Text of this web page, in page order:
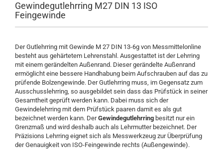
Gewindegutlehrring M27 DIN 13 ISO
Feingewinde
Der Gutlehrring mit Gewinde M 27 DIN 13-6g von Messmittelonline
besteht aus gehärtetem Lehrenstahl. Ausgestattet ist der Lehrring
mit einem gerändelten Außenrand. Dieser gerändelte Außenrand
ermöglicht eine bessere Handhabung beim Aufschrauben auf das zu
prüfende Bolzengewinde. Der Gutlehrring muss, im Gegensatz zum
Ausschusslehrring, so ausgebildet sein dass das Prüfstück in seiner
Gesamtheit geprüft werden kann. Dabei muss sich der
Gewindelehrring mit dem Prüfstück paaren damit es als gut
bezeichnet werden kann. DerGewindegutlehrring besitzt nur ein
Grenzmaß und wird deshalb auch als Lehrmutter bezeichnet. Der
Präzisions Lehrring eignet sich als Messwerkzeug zur Überprüfung
der Genauigkeit von ISO-Feingewinde rechts (Außengewinde).